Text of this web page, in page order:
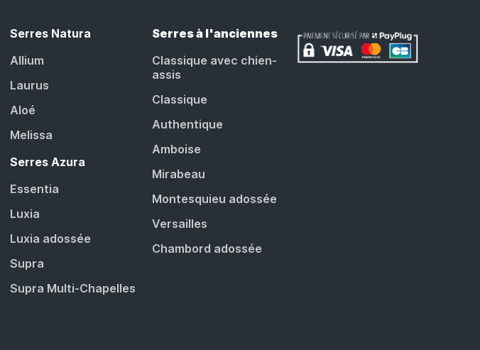
Serres Natura
Allium
Laurus
Aloé
Melissa
Serres Azura
Essentia
Luxia
Luxia adossée
Supra
Supra Multi-Chapelles
Serres à l'anciennes
Classique avec chien-
assis
Classique
Authentique
Amboise
Mirabeau
Montesquieu adossée
Versailles
Chambord adossée